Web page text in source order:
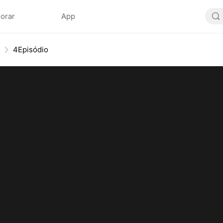
App
4Episódio